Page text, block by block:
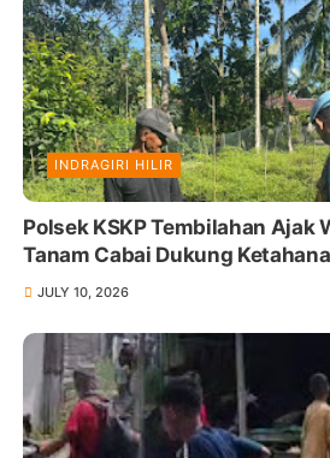
INDRAGIRI HILIR
Polsek KSKP Tembilahan Ajak
Tanam Cabai Dukung
JULY 10, 2026